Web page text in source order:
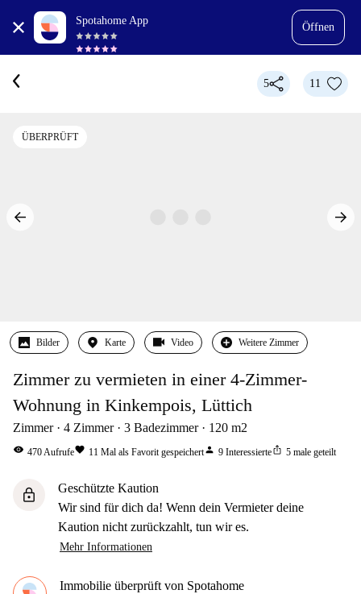
Spotahome App
Öffnen
5 11
ÜBERPRÜFT
Bilder Karte Video Weitere Zimmer
Zimmer zu vermieten in einer 4-Zimmer-
Wohnung in Kinkempois, Lüttich
Zimmer 4 Zimmer 3 Badezimmer 120 m2
visibility 470Aufrufefavorite 11 Mal als Favorit gespeichertperson 9 Interessierteios_share 5 male geteilt
lock
Geschützte Kaution
Wir sind für dich da! Wenn dein Vermieter deine
Kaution nicht zurückzahlt, tun wir es.
Mehr Informationen
Immobilie überprüft von Spotahome